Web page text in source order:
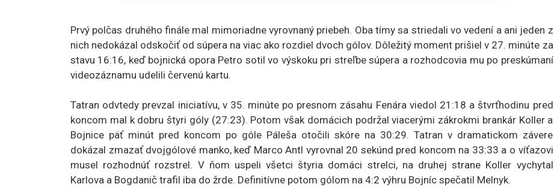
Prvý polčas druhého finále mal mimoriadne vyrovnaný priebeh. Oba tímy sa striedali vo vedení a ani jeden z
nich nedokázal odskočiť od súpera na viac ako rozdiel dvoch gólov. Dôležitý moment prišiel v 27. minúte za
stavu 16:16, keď bojnická opora Petro sotil vo výskoku pri streľbe súpera a rozhodcovia mu po preskúmaní
videozáznamu udelili červenú kartu.
Tatran odvtedy prevzal iniciatívu, v 35. minúte po presnom zásahu Fenára viedol 21:18 a štvrťhodinu pred
koncom mal k dobru štyri góly (27:23). Potom však domácich podržal viacerými zákrokmi brankár Koller a
Bojnice päť minút pred koncom po góle Páleša otočili skóre na 30:29. Tatran v dramatickom závere
dokázal zmazať dvojgólové manko, keď Marco Antl vyrovnal 20 sekúnd pred koncom na 33:33 a o víťazovi
musel rozhodnúť rozstrel. V ňom uspeli všetci štyria domáci strelci, na druhej strane Koller vychytal
Karlova a Bogdanič trafil iba do žrde. Definitívne potom gólom na 4:2 výhru Bojníc spečatil Melnyk.